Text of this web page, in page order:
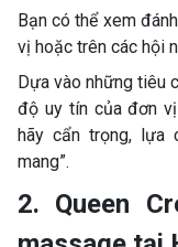
Bạn có thể xem
vị hoặc trên các hội
Dựa vào những tiêu
độ uy tín của đơn
hãy cẩn trọng, lựa
mang”.
2. Queen